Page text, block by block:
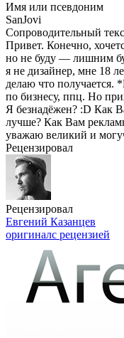
Имя или псевдоним
SanJovi
Сопроводительный
Привет. Конечно,
но не буду — лишним
я не дизайнер, мне 18
делаю что получается.
по бизнесу, ппц. Но
Я безнадёжен? :D Как
лучше? Как Вам
уважаю великий и
Рецензировал
Рецензировал
Евгений Казанцев
оригиналс рецензией